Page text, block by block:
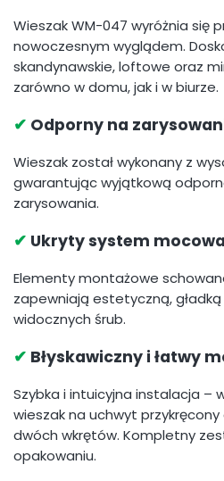
Wieszak WM-047 wyróżnia się
nowoczesnym wyglądem.
skandynawskie, loftowe oraz
zarówno w domu, jak i w biurze.
✔ Odporny na
Wieszak został wykonany z
gwarantując wyjątkową
zarysowania.
✔ Ukryty system
Elementy montażowe
zapewniają estetyczną,
widocznych śrub.
✔ Błyskawiczny i łatwy
Szybka i intuicyjna instalacja –
wieszak na uchwyt
dwóch wkrętów. Kompletny
opakowaniu.